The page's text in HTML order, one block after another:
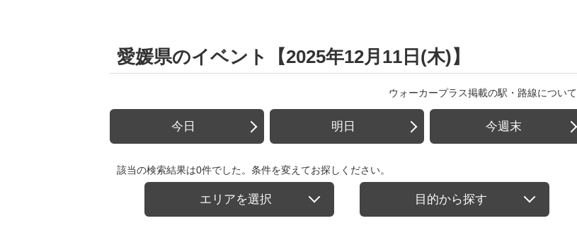
愛媛県のイベント【2025年12月11日(木)】
ウォーカープラス掲載の駅・路線について
今日 明日 今週末
該当の検索結果は0件でした。条件を変えてお探しください。
エリアを選択 目的から探す